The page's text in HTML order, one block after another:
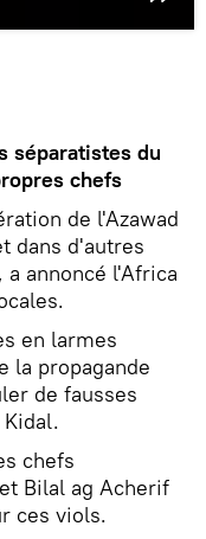
séparatistes du
chefs
de l'Azawad
dans d'autres
annoncé l'Africa
en larmes
la propagande
de fausses
chefs
Bilal ag Acherif
ces viols.